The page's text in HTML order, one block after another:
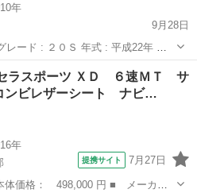
年
9月28日
式 : BLEFW 排気量: 2,000cc 走行距離: 185300 kms シフト AT...
ラスポーツ ＸＤ ６速ＭＴ サ
ンビレザーシート ナビ…
年
提携サイト 7月27日